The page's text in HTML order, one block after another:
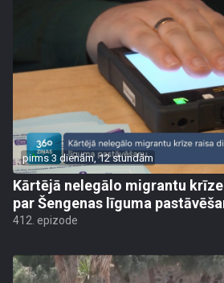
pirms 3 dienām, 12 stundām
Kārtējā nelegālo migrantu
par Šengenas līguma
412. epizode